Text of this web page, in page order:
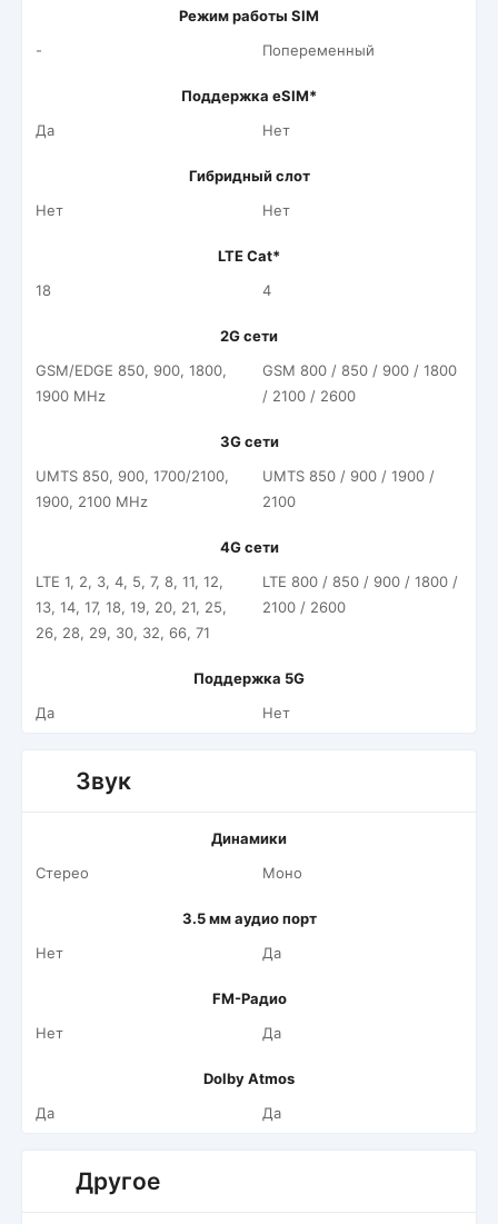
Режим работы SIM
-
Попеременный
Поддержка eSIM*
Да
Нет
Гибридный слот
Нет
Нет
LTE Cat*
18
4
2G сети
GSM/EDGE 850, 900, 1800,
1900 MHz
GSM 800 / 850 / 900 / 1800
/ 2100 / 2600
3G сети
UMTS 850, 900, 1700/2100,
1900, 2100 MHz
UMTS 850 / 900 / 1900 /
2100
4G сети
LTE 1, 2, 3, 4, 5, 7, 8, 11, 12,
13, 14, 17, 18, 19, 20, 21, 25,
26, 28, 29, 30, 32, 66, 71
LTE 800 / 850 / 900 / 1800 /
2100 / 2600
Поддержка 5G
Да
Нет
Звук
Динамики
Стерео
Моно
3.5 мм аудио порт
Нет
Да
FM-Радио
Нет
Да
Dolby Atmos
Да
Да
Другое